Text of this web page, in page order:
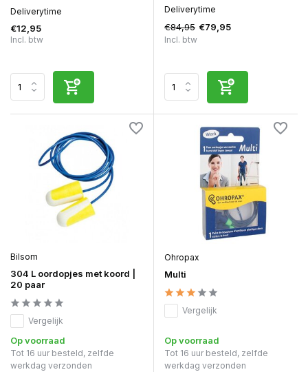
Deliverytime
€12,95
Incl. btw
Deliverytime
€84,95 €79,95
Incl. btw
Bilsom
304 L oordopjes met koord |
20 paar
Vergelijk
Op voorraad
Tot 16 uur besteld, zelfde
werkdag verzonden
Ohropax
Multi
Vergelijk
Op voorraad
Tot 16 uur besteld, zelfde
werkdag verzonden